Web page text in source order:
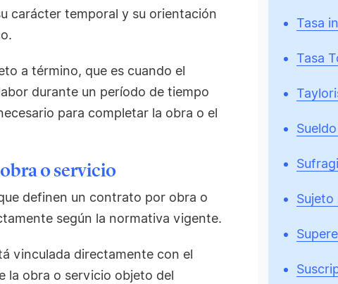
carácter temporal y su orientación
a término, que es cuando el
durante un período de tiempo
para completar la obra o el
o servicio
definen un contrato por obra o
según la normativa vigente.
vinculada directamente con el
la obra o servicio objeto del
Tasa
Tasa
Sujeto